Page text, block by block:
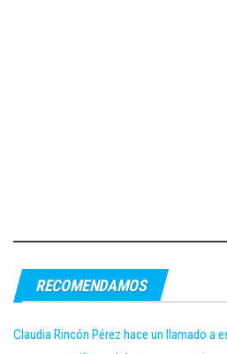
RECOMENDAMOS
Claudia Rincón Pérez hace un llamado a